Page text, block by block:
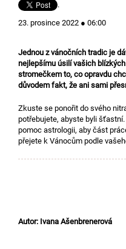
.
23. prosince 2022 ● 06:00
Jednou z vánočních tradic je
nejlepšímu úsilí vašich
stromečkem to, co opravdu
důvodem fakt, že ani sami
Zkuste se ponořit do svého
potřebujete, abyste byli
pomoc astrologii, aby část
přejete k Vánocům podle
Autor: Ivana Ašenbrenerová